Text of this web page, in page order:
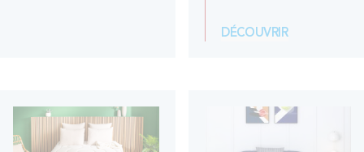
DÉCOUVRIR